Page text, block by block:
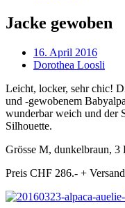
Jacke gewoben
16. April 2016
Dorothea Loosli
Leicht, locker, sehr chic!
und -gewobenem
wunderbar weich und der
Silhouette.
Grösse M, dunkelbraun, 3
Preis CHF 286.- +